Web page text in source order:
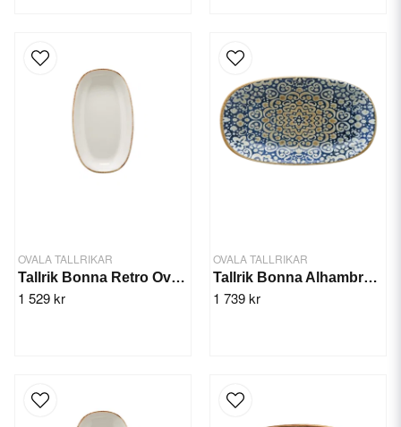
OVALA TALLRIKAR
Tallrik Bonna Retro Oval 33x19 cm/6st
1 529 kr
OVALA TALLRIKAR
Tallrik Bonna Alhambra Oval 34cm/6st
1 739 kr